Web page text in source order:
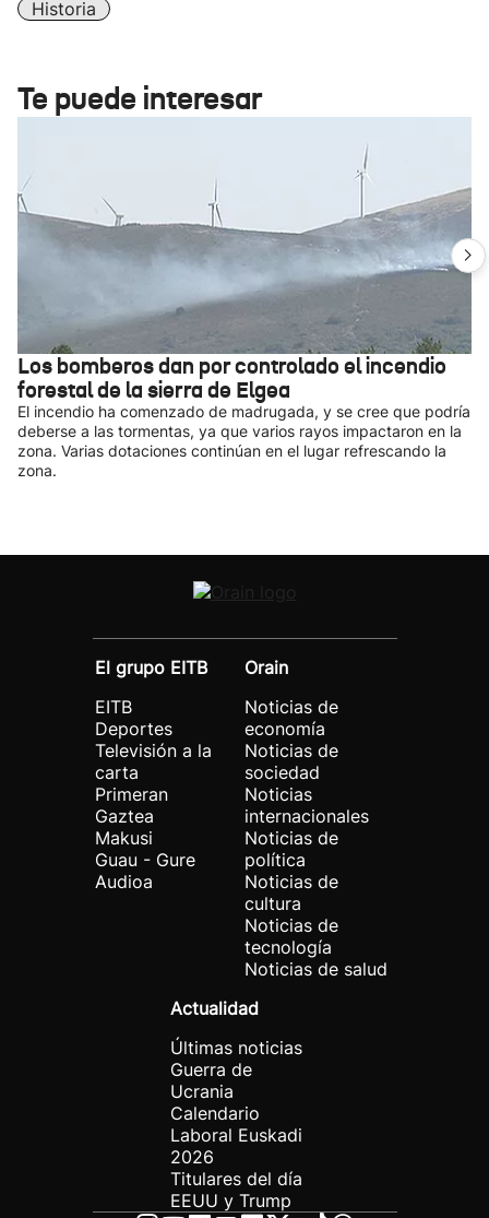
Historia
Te puede interesar
Los bomberos dan por controlado el incendio
forestal de la sierra de Elgea
El incendio ha comenzado de madrugada, y se cree que podría
deberse a las tormentas, ya que varios rayos impactaron en la
zona. Varias dotaciones continúan en el lugar refrescando la
zona.
El grupo EITB
EITB
Deportes
Televisión a la
carta
Primeran
Gaztea
Makusi
Guau - Gure
Audioa
Orain
Noticias de
economía
Noticias de
sociedad
Noticias
internacionales
Noticias de
política
Noticias de
cultura
Noticias de
tecnología
Noticias de salud
Actualidad
Últimas noticias
Guerra de
Ucrania
Calendario
Laboral Euskadi
2026
Titulares del día
EEUU y Trump